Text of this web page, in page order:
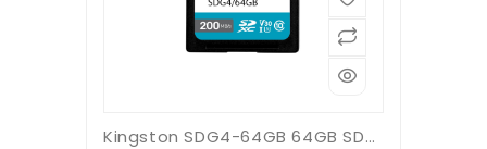
Kingston SDG4-64GB 64GB SDXC Canvas Go Plus Gen4 200MB-s C10 UHS-I U3 V30 Hafıza Kartı